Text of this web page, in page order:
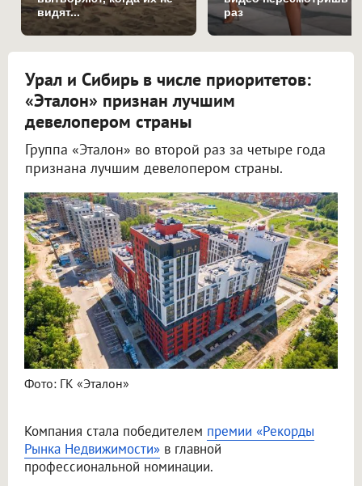
видят...
раз
Урал и Сибирь в числе приоритетов:
«Эталон» признан лучшим
девелопером страны
Группа «Эталон» во второй раз за четыре года
признана лучшим девелопером страны.
Фото: ГК «Эталон»
Компания стала победителем премии «Рекорды
Рынка Недвижимости» в главной
профессиональной номинации.